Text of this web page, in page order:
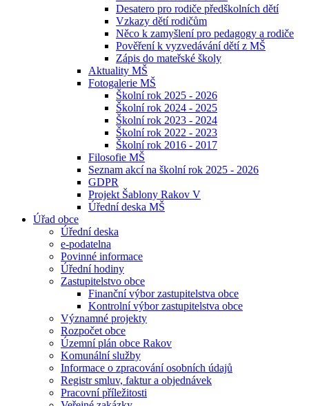
Desatero pro rodiče předškolních dětí
Vzkazy dětí rodičům
Něco k zamyšlení pro pedagogy a rodiče
Pověření k vyzvedávání dětí z MŠ
Zápis do mateřské školy
Aktuality MŠ
Fotogalerie MŠ
Školní rok 2025 - 2026
Školní rok 2024 - 2025
Školní rok 2023 - 2024
Školní rok 2022 - 2023
Školní rok 2016 - 2017
Filosofie MŠ
Seznam akcí na školní rok 2025 - 2026
GDPR
Projekt Šablony Rakov V
Úřední deska MŠ
Úřad obce
Úřední deska
e-podatelna
Povinné informace
Úřední hodiny
Zastupitelstvo obce
Finanční výbor zastupitelstva obce
Kontrolní výbor zastupitelstva obce
Významné projekty
Rozpočet obce
Územní plán obce Rakov
Komunální služby
Informace o zpracování osobních údajů
Registr smluv, faktur a objednávek
Pracovní příležitosti